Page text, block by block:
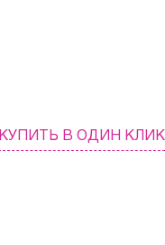
КУПИТЬ В ОДИН КЛИК